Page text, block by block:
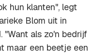
hun klanten", legt
Blom uit in
"Want als zo'n bedrijf
maar een beetje een